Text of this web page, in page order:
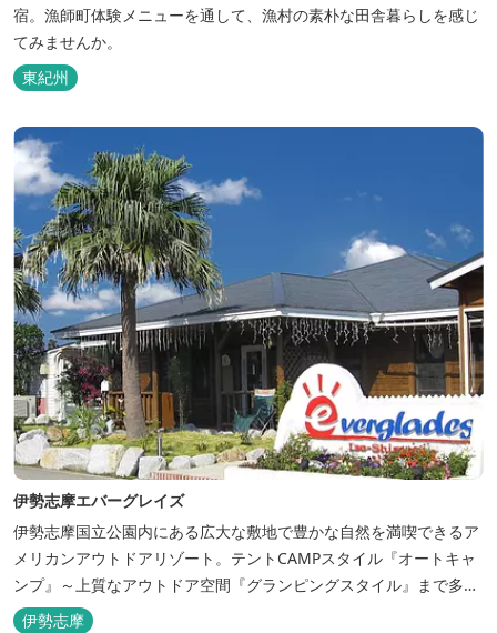
宿。漁師町体験メニューを通して、漁村の素朴な田舎暮らしを感じ
てみませんか。
東紀州
伊勢志摩エバーグレイズ
伊勢志摩国立公園内にある広大な敷地で豊かな自然を満喫できるア
メリカンアウトドアリゾート。テントCAMPスタイル『オートキャ
ンプ』～上質なアウトドア空間『グランピングスタイル』まで多彩
な宿泊スタイルを体験できます。 場内ではキッズイベント＆アクテ
伊勢志摩